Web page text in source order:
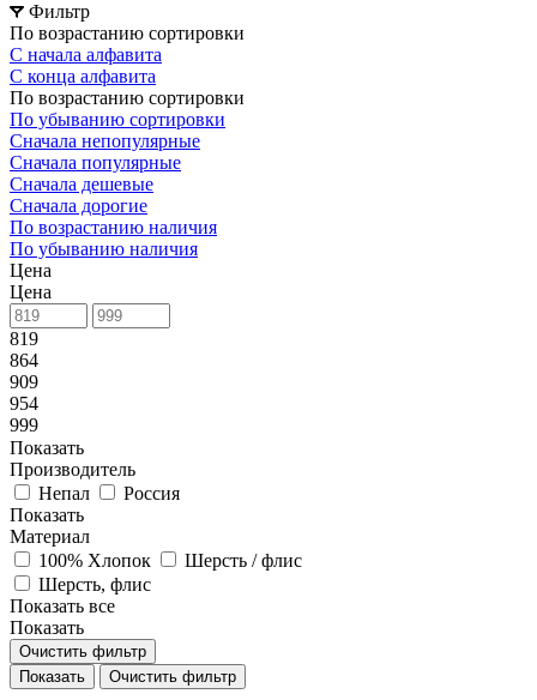
Фильтр
По возрастанию сортировки
С начала алфавита
С конца алфавита
По возрастанию сортировки
По убыванию сортировки
Сначала непопулярные
Сначала популярные
Сначала дешевые
Сначала дорогие
По возрастанию наличия
По убыванию наличия
Цена
Цена
819
864
909
954
999
Показать
Производитель
Непал
Россия
Показать
Материал
100% Хлопок
Шерсть / флис
Шерсть, флис
Показать все
Показать
Очистить фильтр
Показать
Очистить фильтр